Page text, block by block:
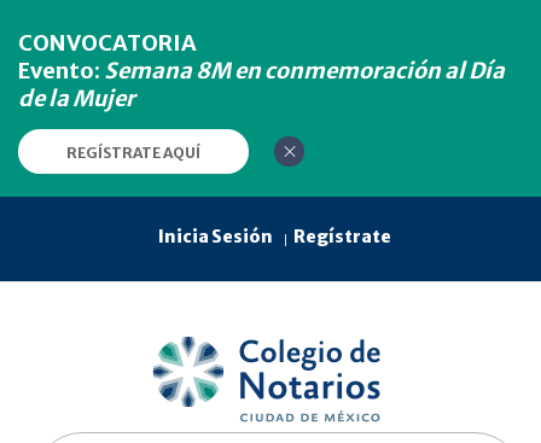
CONVOCATORIA
Evento: Semana 8M en conmemoración al Día
de la Mujer
REGÍSTRATE AQUÍ
Inicia Sesión Regístrate